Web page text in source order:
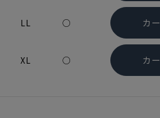
LL ○ カ
XL ○ カ